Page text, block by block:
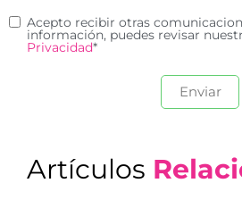
Acepto recibir otras
información, puedes revisar
Privacidad*
Artículos